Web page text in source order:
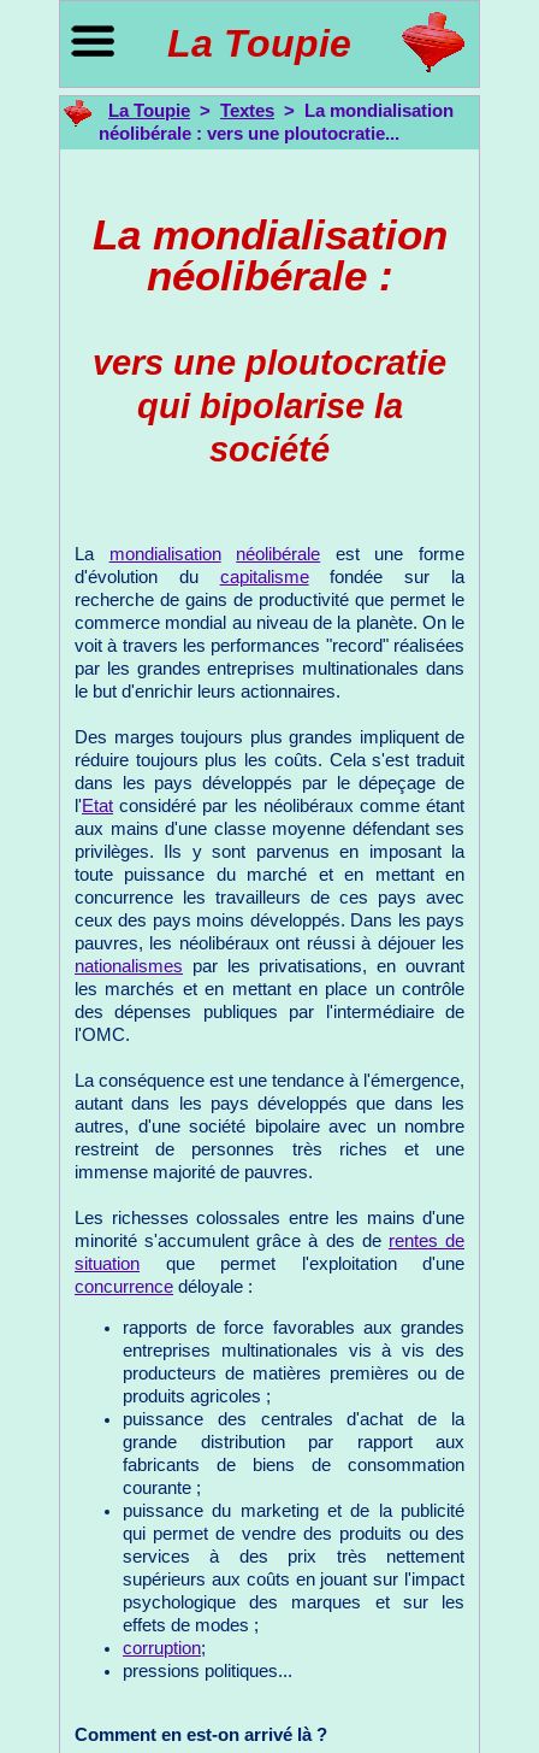
La Toupie
La Toupie > Textes > La mondialisation
néolibérale : vers une ploutocratie...
La mondialisation
néolibérale :
vers une ploutocratie
qui bipolarise la
société
La mondialisation néolibérale est une forme
d'évolution du capitalismefondée sur la
recherche de gains de productivité que permet le
commerce mondial au niveau de la planète. On le
voit à travers les performances "record" réalisées
par les grandes entreprises multinationales dans
le but d'enrichir leurs actionnaires.
Des marges toujours plus grandes impliquent de
réduire toujours plus les coûts. Cela s'est traduit
dans les pays développés par le dépeçage de
l'Etat considéré par les néolibéraux comme étant
aux mains d'une classe moyenne défendant ses
privilèges. Ils y sont parvenus en imposant la
toute puissance du marché et en mettant en
concurrence les travailleurs de ces pays avec
ceux des pays moins développés. Dans les pays
pauvres, les néolibéraux ont réussi à déjouer les
nationalismes par les privatisations, en ouvrant
les marchés et en mettant en place un contrôle
des dépenses publiques par l'intermédiaire de
l'OMC.
La conséquence est une tendance à l'émergence,
autant dans les pays développés que dans les
autres, d'une société bipolaire avec un nombre
restreint de personnes très riches et une
immense majorité de pauvres.
Les richesses colossales entre les mains d'une
minorité s'accumulent grâce à des de rentes de
situation que permet l'exploitation d'une
concurrence déloyale :
rapports de force favorables aux grandes
entreprises multinationales vis à vis des
producteurs de matières premières ou de
produits agricoles ;
puissance des centrales d'achat de la
grande distribution par rapport aux
fabricants de biens de consommation
courante ;
puissance du marketing et de la publicité
qui permet de vendre des produits ou des
services à des prix très nettement
supérieurs aux coûts en jouant sur l'impact
psychologique des marques et sur les
effets de modes ;
corruption;
pressions politiques...
Comment en est-on arrivé là ?